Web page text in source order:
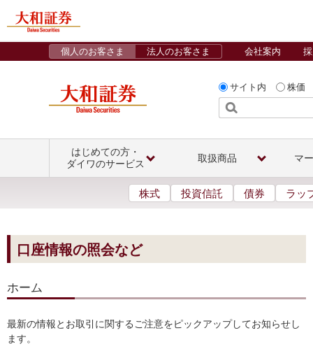
サイト内 株価
個人のお客さま 法人のお客さま 会社案内
はじめての方・
ダイワのサービス
取扱商品 マ
株式 投資信託 債券 ラッ
口座情報の照会など
ホーム
最新の情報とお取引に関するご注意をピックアップしてお知らせし
ます。